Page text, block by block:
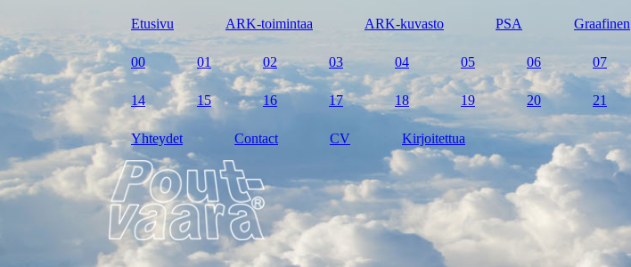
Etusivu ARK-toimintaa ARK-kuvasto PSA Graafinen
00 01 02 03 04 05 06 07
14 15 16 17 18 19 20 21
Yhteydet Contact CV Kirjoitettua